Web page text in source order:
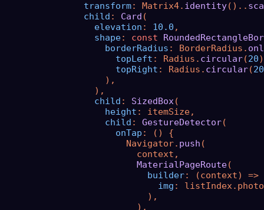
transform: Matrix4. identity()..
child : Card (
elevation : 10.0 ,
shape: const
borderRadius : BorderRadius.
topLeft : Radius. circular(20
topRight : Radius. circular(20
),
),
child : SizedBox(
height : itemSize,
child : GestureDetector(
onTap : () {
Navigator.
push (
context,
MaterialPageRoute(
builder: (context) =>
img :
),
),